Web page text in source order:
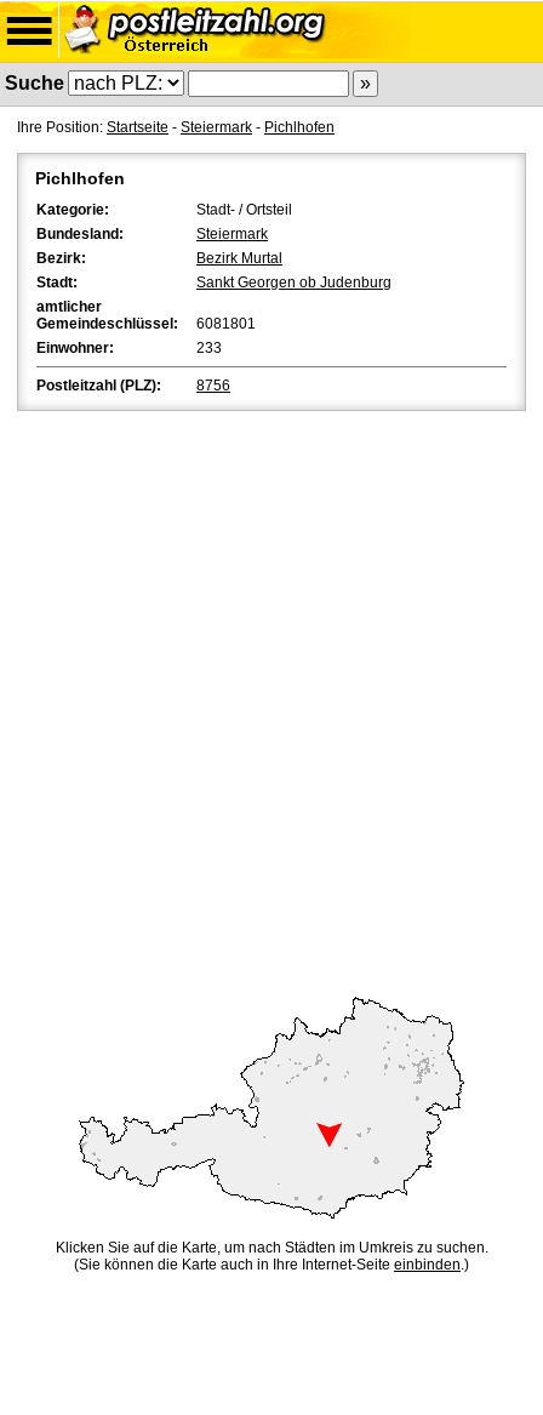
Suche
Ihre Position: Startseite - Steiermark - Pichlhofen
Pichlhofen
Kategorie:
Stadt- / Ortsteil
Bundesland:
Steiermark
Bezirk:
Bezirk Murtal
Stadt:
Sankt Georgen ob Judenburg
amtlicher
Gemeindeschlüssel:
6081801
Einwohner:
233
Postleitzahl (PLZ): 8756
Klicken Sie auf die Karte, um nach Städten im Umkreis zu suchen.
(Sie können die Karte auch in Ihre Internet-Seite einbinden.)